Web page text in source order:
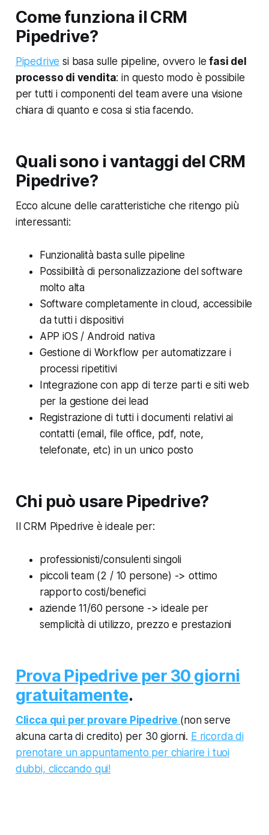
Come funziona il CRM
Pipedrive?
Pipedrive si basa sulle pipeline, ovvero lefasi del
processo di vendita: in questo modo è possibile
per tutti i componenti del team avere una visione
chiara di quanto e cosa si stia facendo.
Quali sono i vantaggi del CRM
Pipedrive?
Ecco alcune delle caratteristiche che ritengo più
interessanti:
Funzionalità basta sulle pipeline
Possibilità di personalizzazione del software
molto alta
Software completamente in cloud, accessibile
da tutti i dispositivi
APP iOS / Android nativa
Gestione di Workflow per automatizzare i
processi ripetitivi
Integrazione con app di terze parti e siti web
per la gestione dei lead
Registrazione di tutti i documenti relativi ai
contatti (email, file office, pdf, note,
telefonate, etc) in un unico posto
Chi può usare Pipedrive?
Il CRM Pipedrive è ideale per:
professionisti/consulenti singoli
piccoli team (2 / 10 persone) -> ottimo
rapporto costi/benefici
aziende 11/60 persone -> ideale per
semplicità di utilizzo, prezzo e prestazioni
Prova Pipedrive per 30 giorni
gratuitamente.
Clicca qui per provare Pipedrive (non serve
alcuna carta di credito) per 30 giorni. E ricorda di
prenotare un appuntamento per chiarire i tuoi
dubbi, cliccando qui!